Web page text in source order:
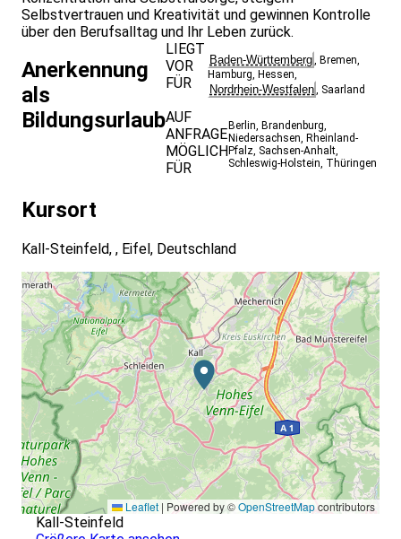
Selbstvertrauen und Kreativität und gewinnen Kontrolle
über den Berufsalltag und Ihr Leben zurück.
Anerkennung
als
Bildungsurlaub
LIEGT
VOR
FÜR
Baden-Württemberg ,Bremen
Hamburg ,Hessen
Nordrhein-Westfalen Saarland
AUF
ANFRAGE
MÖGLICH
FÜR
Berlin Brandenburg
Niedersachsen Rheinland-
Pfalz Sachsen-Anhalt
Schleswig-Holstein Thüringen
Kursort
Kall-Steinfeld, , Eifel, Deutschland
Leaflet | Powered by ©OpenStreetMapcontributors
Kall-Steinfeld